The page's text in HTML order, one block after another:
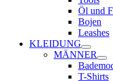
Öl und
Bojen
Leashes
KLEIDUNG
MÄNNER
T-Shirts